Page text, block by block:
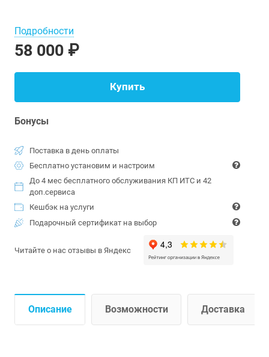
Подробности
58 000 ₽
Купить
Бонусы
Поставка в день оплаты
Бесплатно установим и настроим
До 4 мес бесплатного обслуживания КП ИТС и 42
доп.сервиса
Кешбэк на услуги
Подарочный сертификат на выбор
Читайте о нас отзывы в Яндекс
Описание Возможности Доставка